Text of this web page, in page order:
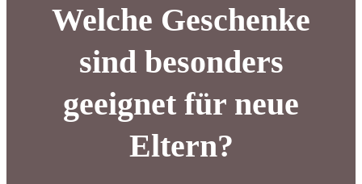
Welche Geschenke
sind besonders
geeignet für neue
Eltern?